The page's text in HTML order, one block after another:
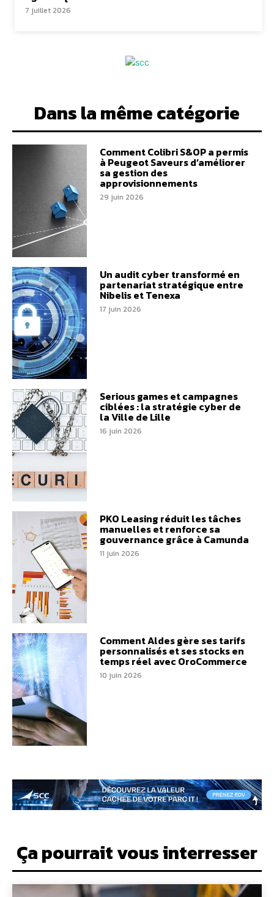
7 juillet 2026
Dans la même catégorie
Comment Colibri S&OP a permis
à Peugeot Saveurs d’améliorer
sa gestion des
approvisionnements
29 juin 2026
Un audit cyber transformé en
partenariat stratégique entre
Nibelis et Tenexa
17 juin 2026
Serious games et campagnes
ciblées : la stratégie cyber de
la Ville de Lille
16 juin 2026
PKO Leasing réduit les tâches
manuelles et renforce sa
gouvernance grâce à Camunda
11 juin 2026
Comment Aldes gère ses tarifs
personnalisés et ses stocks en
temps réel avec OroCommerce
10 juin 2026
Ça pourrait vous interresser